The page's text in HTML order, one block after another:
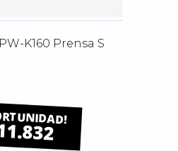
K160 Prensa S